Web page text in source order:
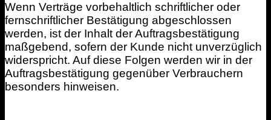
Wenn Verträge vorbehaltlich schriftlicher oder
fernschriftlicher Bestätigung abgeschlossen
werden, ist der Inhalt der Auftragsbestätigung
maßgebend, sofern der Kunde nicht unverzüglich
widerspricht. Auf diese Folgen werden wir in der
Auftragsbestätigung gegenüber Verbrauchern
besonders hinweisen.